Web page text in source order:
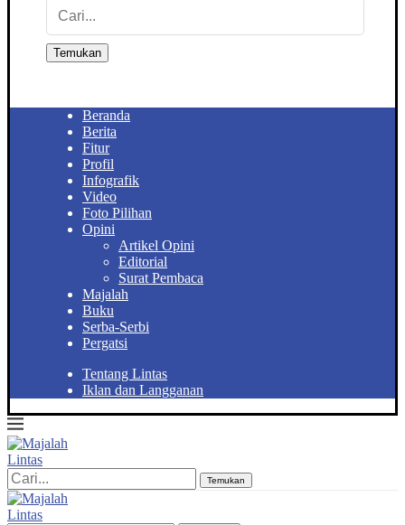
Temukan
Beranda
Berita
Fitur
Profil
Infografik
Video
Foto Pilihan
Opini
Artikel Opini
Editorial
Surat Pembaca
Majalah
Buku
Serba-Serbi
Pergatsi
Tentang Lintas
Iklan dan Langganan
Temukan